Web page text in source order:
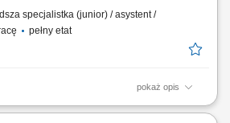
specjalistka (junior) / asystent /
pełny etat
pokaż opis
realizowanie oraz weryfikowanie procedur